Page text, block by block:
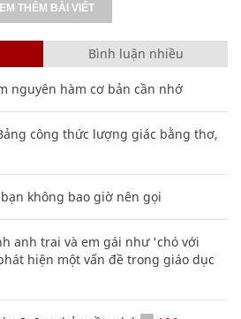
THÊM BÀI VIẾT
Bình luận nhiều
nguyên hàm cơ bản cần nhớ
công thức lượng giác bằng thơ,
không bao giờ nên gọi
anh trai và em gái như 'chó với
hiện một vấn đề trong giáo dục